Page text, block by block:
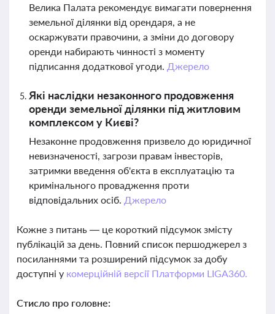
Велика Палата рекомендує вимагати повернення
земельної ділянки від орендаря, а не
оскаржувати правочини, а зміни до договору
оренди набирають чинності з моменту
підписання додаткової угоди. Джерело
Які наслідки незаконного продовження
оренди земельної ділянки під житловим
комплексом у Києві?
Незаконне продовження призвело до юридичної
невизначеності, загрози правам інвесторів,
затримки введення об'єкта в експлуатацію та
кримінального провадження проти
відповідальних осіб. Джерело
Кожне з питань — це короткий підсумок змісту
публікацій за день. Повний список першоджерел з
посиланнями та розширений підсумок за добу
доступні у комерційній версії Платформи LIGA360.
Стисло про головне: